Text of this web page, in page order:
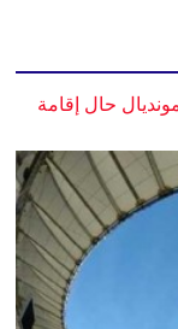
حال إقامة